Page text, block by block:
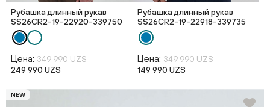
Рубашка длинный рукав
SS26CR2-19-22920-339750
Цена: 349 990 UZS
249 990 UZS
Рубашка длинный рукав
SS26CR2-19-22918-339735
Цена: 349 990 UZS
149 990 UZS
NEW